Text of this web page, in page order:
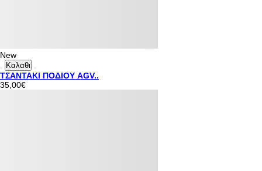
New
Καλαθι
ΤΣΑΝΤΑΚΙ ΠΟΔΙΟΥ AGV..
35,00€